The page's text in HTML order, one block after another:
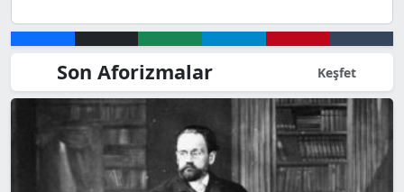
Son Aforizmalar Keşfet